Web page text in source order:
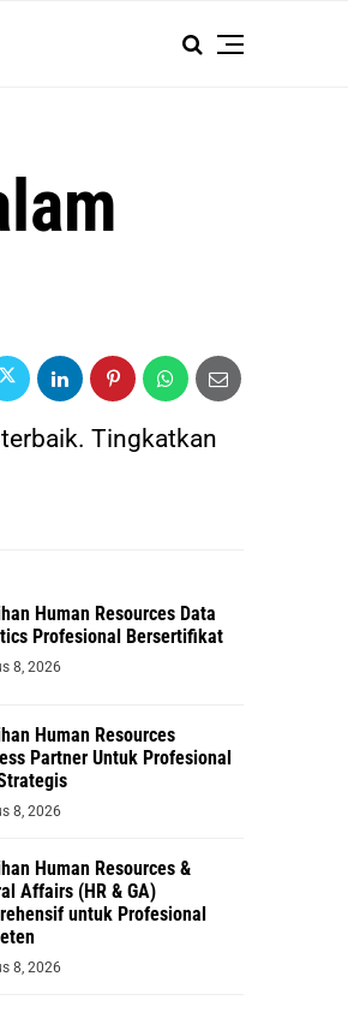
Tingkatkan
Human Resources Data
Profesional Bersertifikat
8, 2026
Human Resources
Partner Untuk Profesional
8, 2026
Human Resources &
Affairs (HR & GA)
untuk Profesional
8, 2026